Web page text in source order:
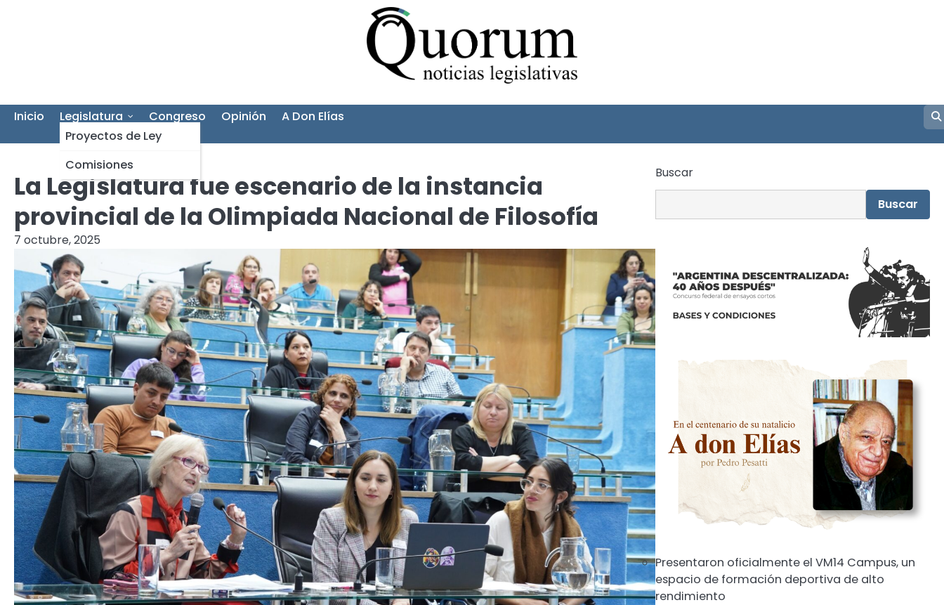
Inicio
Legislatura
Proyectos de Ley
Comisiones
Congreso Opinión A Don Elías
La Legislatura fue escenario de la instancia
provincial de la Olimpiada Nacional de Filosofía
7 octubre, 2025
Buscar
Buscar
Presentaron oficialmente el VM14 Campus, un
espacio de formación deportiva de alto
rendimiento